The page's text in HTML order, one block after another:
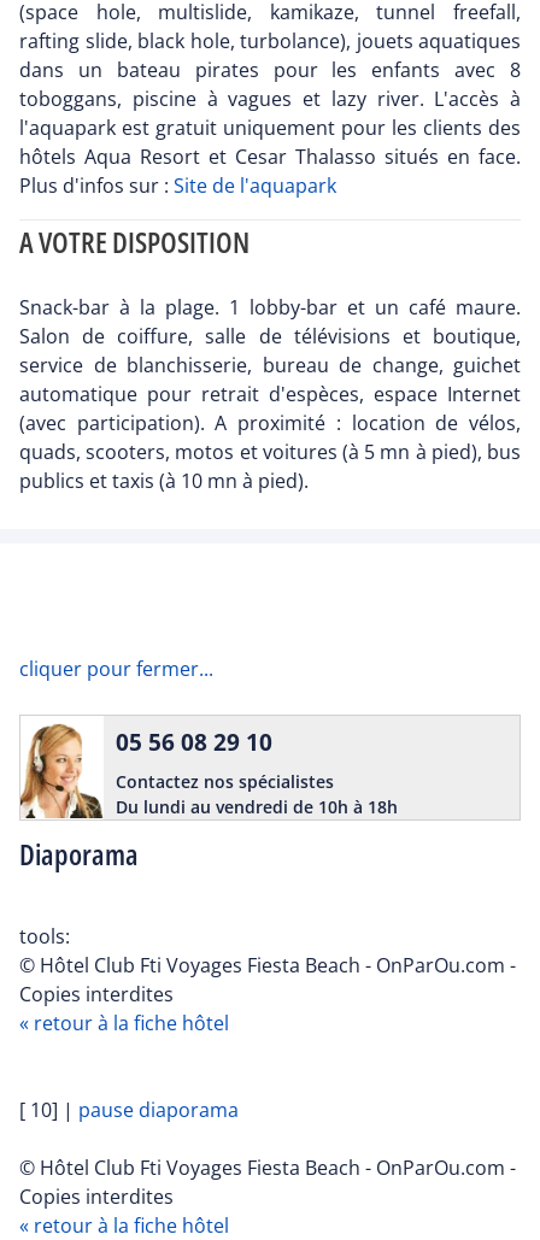
(space hole, multislide, kamikaze, tunnel freefall,
rafting slide, black hole, turbolance), jouets aquatiques
dans un bateau pirates pour les enfants avec 8
toboggans, piscine à vagues et lazy river. L'accès à
l'aquapark est gratuit uniquement pour les clients des
hôtels Aqua Resort et Cesar Thalasso situés en face.
Plus d'infos sur : Site de l'aquapark
A VOTRE DISPOSITION
Snack-bar à la plage. 1 lobby-bar et un café maure.
Salon de coiffure, salle de télévisions et boutique,
service de blanchisserie, bureau de change, guichet
automatique pour retrait d'espèces, espace Internet
(avec participation). A proximité : location de vélos,
quads, scooters, motos et voitures (à 5 mn à pied), bus
publics et taxis (à 10 mn à pied).
cliquer pour fermer...
Diaporama
05 56 08 29 10
Contactez nos spécialistes
Du lundi au vendredi de 10h à 18h
tools:
© Hôtel Club Fti Voyages Fiesta Beach - OnParOu.com -
Copies interdites
« retour à la fiche hôtel
[ 10] | pause diaporama
© Hôtel Club Fti Voyages Fiesta Beach - OnParOu.com -
Copies interdites
« retour à la fiche hôtel